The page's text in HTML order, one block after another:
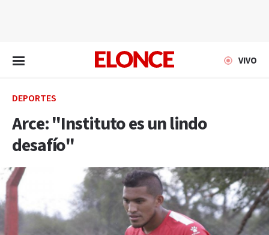
VIVO
DEPORTES
Arce: "Instituto es un lindo
desafío"